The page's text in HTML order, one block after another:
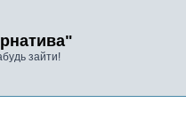
зайти!